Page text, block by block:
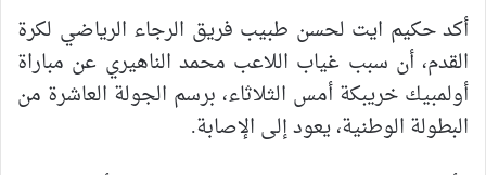
أكد حكيم ايت لحسن طبيب فريق الرجاء الرياضي لكرة
القدم، أن سبب غياب اللاعب محمد الناهيري عن مباراة
أولمبيك خريبكة أمس الثلاثاء، برسم الجولة العاشرة من
البطولة الوطنية، يعود إلى الإصابة.